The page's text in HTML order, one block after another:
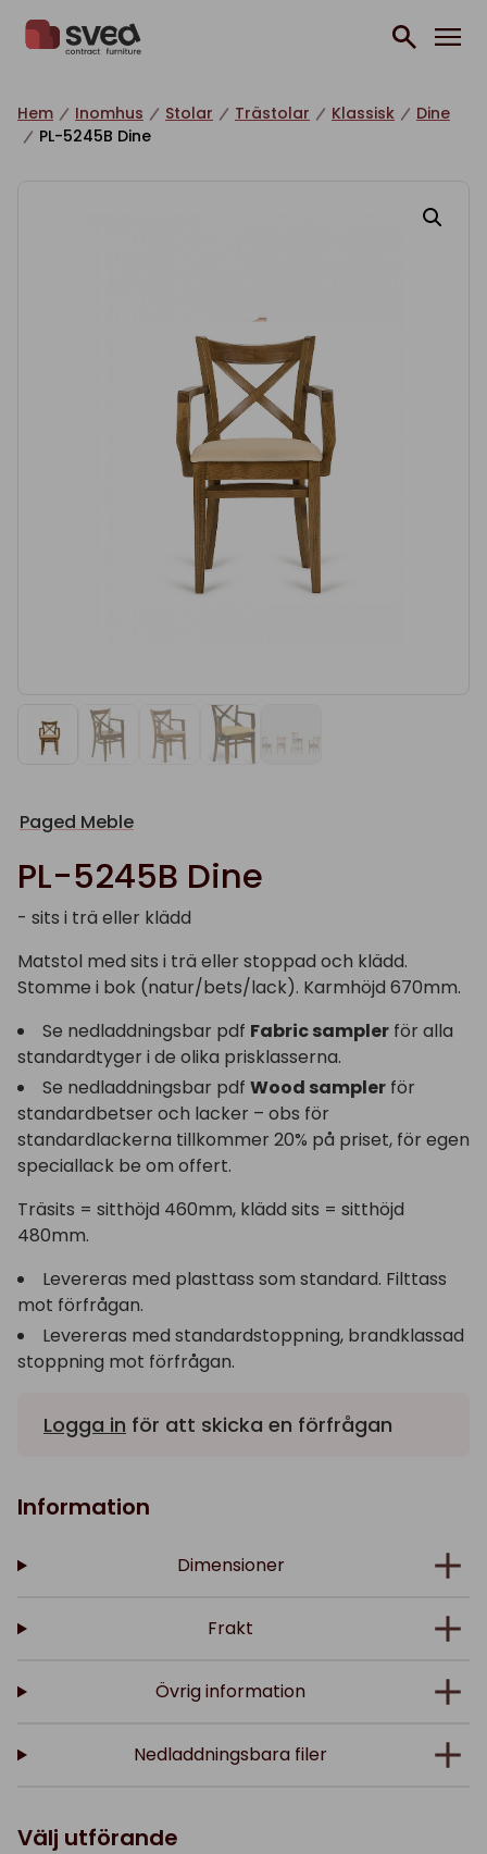
Hem Inomhus Stolar Trästolar Klassisk
Dine
PL-5245B Dine
Paged Meble
PL-5245B Dine
- sits i trä eller klädd
Matstol med sits i trä eller stoppad och klädd.
Stomme i bok (natur/bets/lack). Karmhöjd 670mm.
Se nedladdningsbar pdf Fabric sampler för alla
standardtyger i de olika prisklasserna.
Se nedladdningsbar pdf Wood sampler för
standardbetser och lacker – obs för
standardlackerna tillkommer 20% på priset, för egen
speciallack be om offert.
Träsits = sitthöjd 460mm, klädd sits = sitthöjd
480mm.
Levereras med plasttass som standard. Filttass
mot förfrågan.
Levereras med standardstoppning, brandklassad
stoppning mot förfrågan.
Logga in för att skicka en förfrågan
Information
Dimensioner
Frakt
Övrig information
Nedladdningsbara filer
Välj utförande